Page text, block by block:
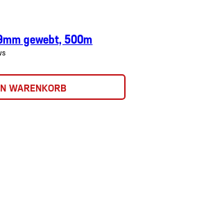
gewebt, 500m
WARENKORB